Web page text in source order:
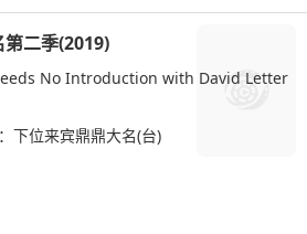
二季(2019)
No Introduction with David Letter
下位来宾鼎鼎大名(台)